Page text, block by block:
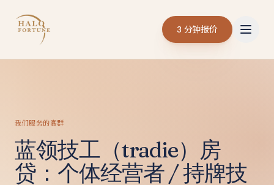
3 分钟报价
我们服务的客群
蓝领技工（tradie）房
贷：个体经营者 / 持牌技